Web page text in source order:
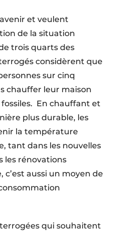
et veulent
de la situation
trois quarts des
considèrent que
sur cinq
chauffer leur maison
En chauffant et
plus durable, les
la température
tant dans les nouvelles
les rénovations
aussi un moyen de
qui souhaitent